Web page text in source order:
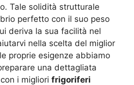
Tale solidità strutturale
perfetto con il suo peso
deriva la sua facilità nel
nella scelta del miglior
proprie esigenze abbiamo
una dettagliata
i migliori frigoriferi